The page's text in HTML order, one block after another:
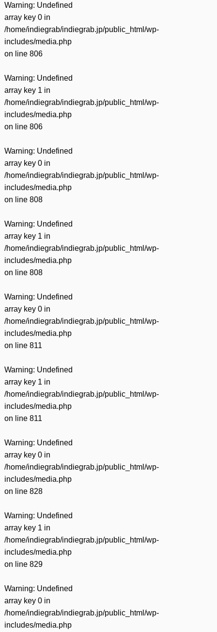
Warning: Undefined
array key 0 in
/home/indiegrab/indiegrab.jp/public_html/wp-
includes/media.php
on line 806
Warning: Undefined
array key 1 in
/home/indiegrab/indiegrab.jp/public_html/wp-
includes/media.php
on line 806
Warning: Undefined
array key 0 in
/home/indiegrab/indiegrab.jp/public_html/wp-
includes/media.php
on line 808
Warning: Undefined
array key 1 in
/home/indiegrab/indiegrab.jp/public_html/wp-
includes/media.php
on line 808
Warning: Undefined
array key 0 in
/home/indiegrab/indiegrab.jp/public_html/wp-
includes/media.php
on line 811
Warning: Undefined
array key 1 in
/home/indiegrab/indiegrab.jp/public_html/wp-
includes/media.php
on line 811
Warning: Undefined
array key 0 in
/home/indiegrab/indiegrab.jp/public_html/wp-
includes/media.php
on line 828
Warning: Undefined
array key 1 in
/home/indiegrab/indiegrab.jp/public_html/wp-
includes/media.php
on line 829
Warning: Undefined
array key 0 in
/home/indiegrab/indiegrab.jp/public_html/wp-
includes/media.php